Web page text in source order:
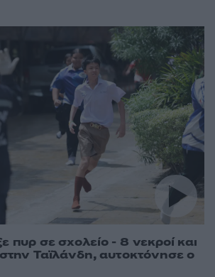
πυρ σε σχολείο - 8 νεκροί και
Ταϊλάνδη, αυτοκτόνησε ο